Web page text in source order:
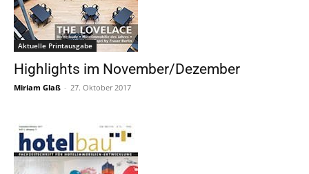
Aktuelle Printausgabe
Highlights im November/Dezember
Miriam Glaß - 27. Oktober 2017